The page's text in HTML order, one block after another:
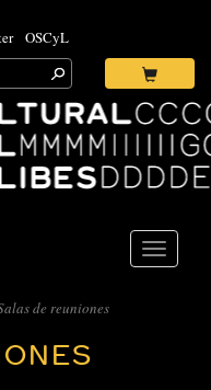
OSCyL
Toggle
de reuniones